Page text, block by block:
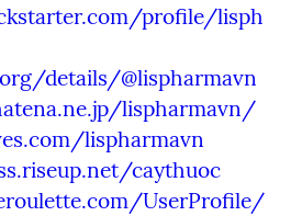
profile/lisph
details/@lispharmavn
lispharmavn/
lispharmavn
caythuoc
UserProfile/